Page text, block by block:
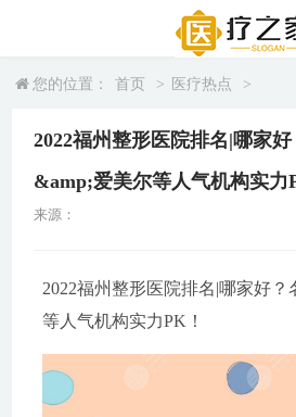
您的位置： 首页 > 医疗热点 >
2022福州整形医院排名|哪家
&amp;爱美尔等人气机构实力
来源：
2022福州整形医院排名|哪家好
等人气机构实力PK！